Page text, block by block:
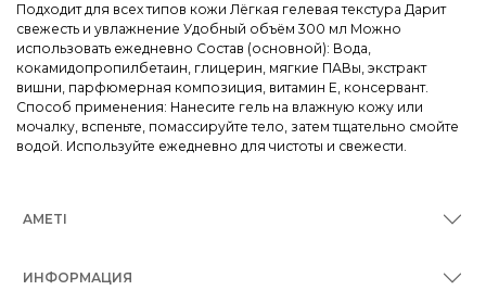
Подходит для всех типов кожи Лёгкая гелевая текстура Дарит
свежесть и увлажнение Удобный объём 300 мл Можно
использовать ежедневно Состав (основной): Вода,
кокамидопропилбетаин, глицерин, мягкие ПАВы, экстракт
вишни, парфюмерная композиция, витамин E, консервант.
Способ применения: Нанесите гель на влажную кожу или
мочалку, вспеньте, помассируйте тело, затем тщательно смойте
водой. Используйте ежедневно для чистоты и свежести.
AMETI
ИНФОРМАЦИЯ